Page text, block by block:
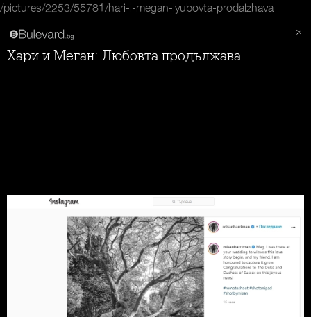
/pictures/2253/55781/hari-i-megan-lyubovta-prodalzhava
Хари и Меган: Любовта продължава